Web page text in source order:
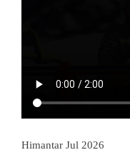
Himantar Jul 2026